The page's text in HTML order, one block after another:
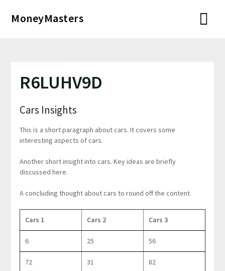
MoneyMasters
R6LUHV9D
Cars Insights
This is a short paragraph about cars. It covers some
interesting aspects of cars.
Another short insight into cars. Key ideas are briefly
discussed here.
A concluding thought about cars to round off the content.
Cars 1 Cars 2 Cars 3
6 25 56
72 31 82